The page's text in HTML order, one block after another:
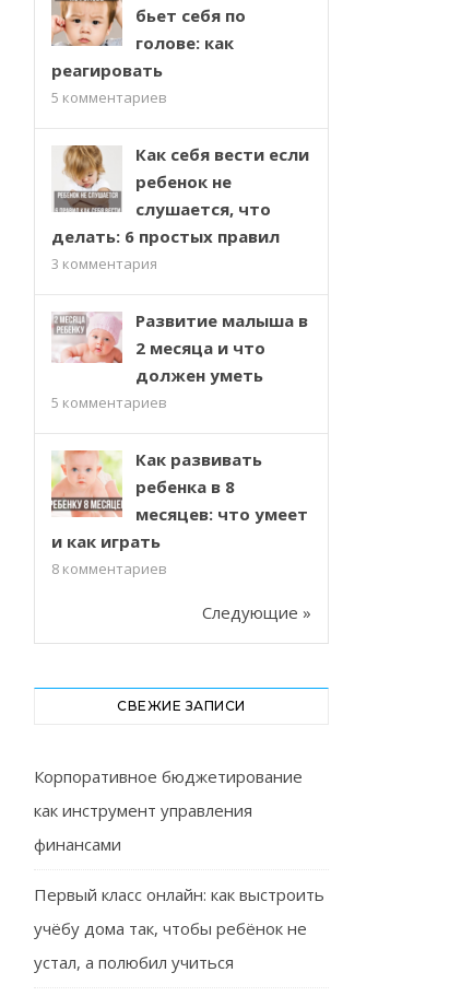
бьет себя по
голове: как
реагировать
5 комментариев
Как себя вести если
ребенок не
слушается, что
делать: 6 простых правил
3 комментария
Развитие малыша в
2 месяца и что
должен уметь
5 комментариев
Как развивать
ребенка в 8
месяцев: что умеет
и как играть
8 комментариев
Следующие »
СВЕЖИЕ ЗАПИСИ
Корпоративное бюджетирование
как инструмент управления
финансами
Первый класс онлайн: как выстроить
учёбу дома так, чтобы ребёнок не
устал, а полюбил учиться